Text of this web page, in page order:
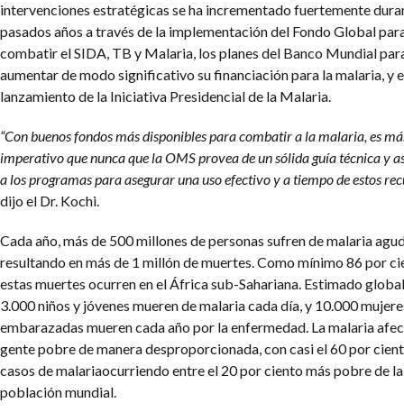
intervenciones estratégicas se ha incrementado fuertemente
pasados años a través de la implementación del Fondo Global
combatir el SIDA, TB y Malaria, los planes del Banco Mundial
aumentar de modo significativo su financiación para la malaria, y
lanzamiento de la Iniciativa Presidencial de la Malaria.
“Con buenos fondos más disponibles para combatir a la malaria, es
imperativo que nunca que la OMS provea de un sólida guía técnica y
a los programas para asegurar una uso efectivo y a tiempo de estos
dijo el Dr. Kochi.
Cada año, más de 500 millones de personas sufren de malaria
resultando en más de 1 millón de muertes. Como mínimo 86 por
estas muertes ocurren en el África sub-Sahariana. Estimado
3.000 niños y jóvenes mueren de malaria cada día, y 10.000
embarazadas mueren cada año por la enfermedad. La malaria
gente pobre de manera desproporcionada, con casi el 60 por
casos de malariaocurriendo entre el 20 por ciento más pobre de la
población mundial.